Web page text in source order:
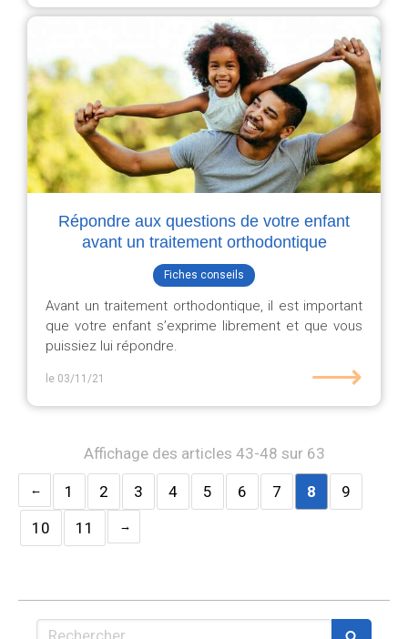
Répondre aux questions de votre enfant
avant un traitement orthodontique
Fiches conseils
Avant un traitement orthodontique, il est important
que votre enfant s’exprime librement et que vous
puissiez lui répondre.
le 03/11/21 ⟶
Affichage des articles 43-48 sur 63
1 2 3 4 5 6 7 8
9
10
11
Rechercher